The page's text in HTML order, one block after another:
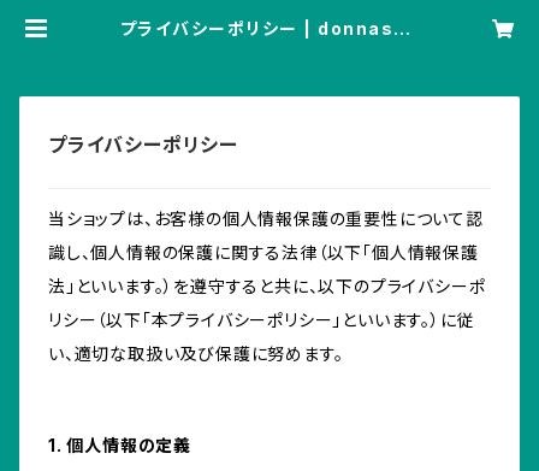
プライバシーポリシー | donnasho
プライバシーポリシー
当ショップは、お客様の個人情報保護の重要性について認
識し、個人情報の保護に関する法律（以下「個人情報保護
法」といいます。）を遵守すると共に、以下のプライバシーポ
リシー（以下「本プライバシーポリシー」といいます。）に従
い、適切な取扱い及び保護に努めます。
1. 個人情報の定義